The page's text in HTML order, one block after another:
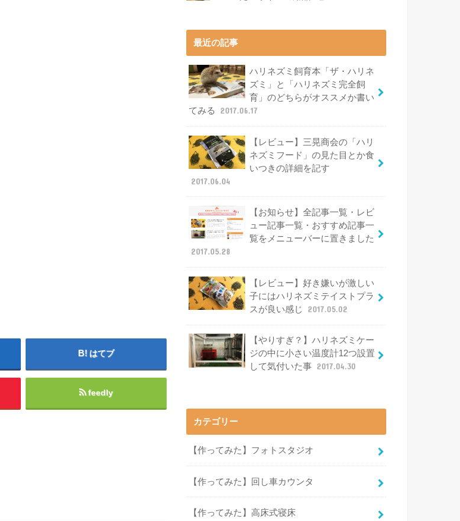
はてブ
feedly
最近の記事
ハリネズミ飼育本「ザ・ハリネ
ズミ」と「ハリネズミ完全飼
育」のどちらがオススメか書い
てみる
2017.06.17
【レビュー】三晃商会の「ハリ
ネズミフード」の見た目とか食
いつきの詳細を記す
2017.06.04
【お知らせ】全記事一覧・レビ
ュー記事一覧・おすすめ記事一
覧をメニューバーに置きました
2017.05.28
【レビュー】好き嫌いが激しい
子にはハリネズミテイストプラ
スが良い感じ
2017.05.02
【やりすぎ？】ハリネズミケー
ジの中に小さい温度計12つ設置
して気付いた事 2017.04.30
カテゴリー
【作ってみた】フォトスタジオ
【作ってみた】回し車カウンタ
【作ってみた】高床式寝床